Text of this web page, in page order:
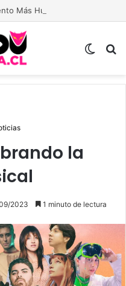
Switch
la
2023 1 minuto de lectura